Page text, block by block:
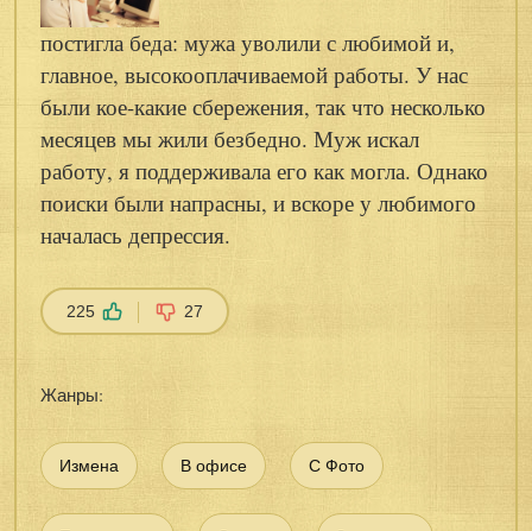
постигла беда: мужа уволили с любимой и,
главное, высокооплачиваемой работы. У нас
были кое-какие сбережения, так что несколько
месяцев мы жили безбедно. Муж искал
работу, я поддерживала его как могла. Однако
поиски были напрасны, и вскоре у любимого
началась депрессия.
225 27
Жанры:
Измена В офисе С Фото